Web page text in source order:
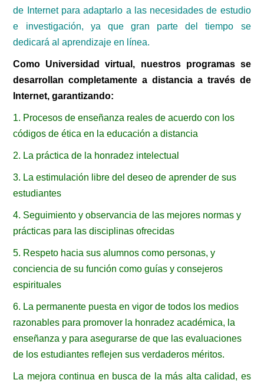
de Internet para adaptarlo a las necesidades de estudio
e investigación, ya que gran parte del tiempo se
dedicará al aprendizaje en línea.
Como Universidad virtual, nuestros programas se
desarrollan completamente a distancia a través de
Internet, garantizando:
1. Procesos de enseñanza reales de acuerdo con los
códigos de ética en la educación a distancia
2. La práctica de la honradez intelectual
3. La estimulación libre del deseo de aprender de sus
estudiantes
4. Seguimiento y observancia de las mejores normas y
prácticas para las disciplinas ofrecidas
5. Respeto hacia sus alumnos como personas, y
conciencia de su función como guías y consejeros
espirituales
6. La permanente puesta en vigor de todos los medios
razonables para promover la honradez académica, la
enseñanza y para asegurarse de que las evaluaciones
de los estudiantes reflejen sus verdaderos méritos.
La mejora continua en busca de la más alta calidad, es